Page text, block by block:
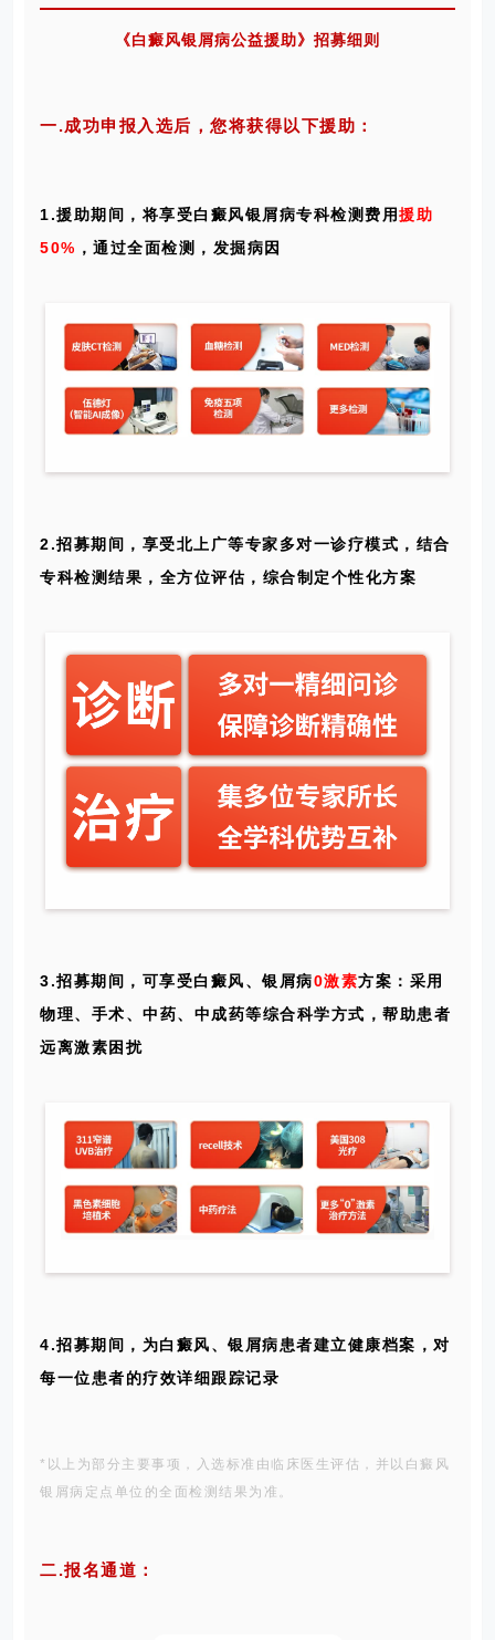
《白癜风银屑病公益援助》 招募细则
一.成功申报入选后，您将获得以下援助：
1.援助期间，将享受白癜风银屑病专科检测费用援助
50% ，通过全面检测，发掘病因
2.招募期间，享受北上广等专家多对一诊疗模式，结合
专科检测结果，全方位评估，综合制定个性化方案
3.招募期间，可享受白癜风、银屑病0激素方案：采用
物理、手术、中药、中成药等综合科学方式，帮助患者
远离激素困扰
4.招募期间，为白癜风、银屑病患者建立健康档案，对
每一位患者的疗效详细跟踪记录
*以上为部分主要事项，入选标准由临床医生评估，并以白癜风
银屑病定点单位的全面检测结果为准。
二.报名通道：